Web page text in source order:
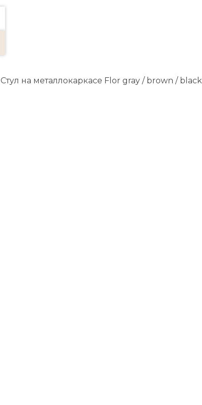
Стул на металлокаркасе Flor gray / brown / black